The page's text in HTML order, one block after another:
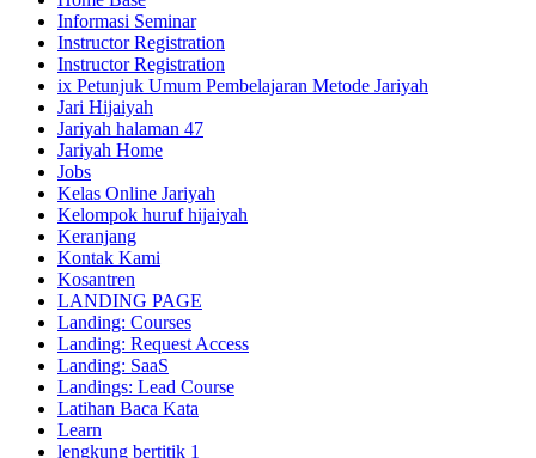
Informasi Seminar
Instructor Registration
Instructor Registration
ix Petunjuk Umum Pembelajaran Metode Jariyah
Jari Hijaiyah
Jariyah halaman 47
Jariyah Home
Jobs
Kelas Online Jariyah
Kelompok huruf hijaiyah
Keranjang
Kontak Kami
Kosantren
LANDING PAGE
Landing: Courses
Landing: Request Access
Landing: SaaS
Landings: Lead Course
Latihan Baca Kata
Learn
lengkung bertitik 1